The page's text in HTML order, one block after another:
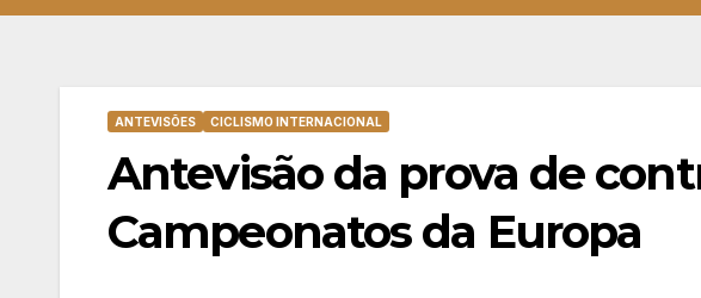
ANTEVISÕES CICLISMO INTERNACIONAL
Antevisão da prova de
Campeonatos da Europa